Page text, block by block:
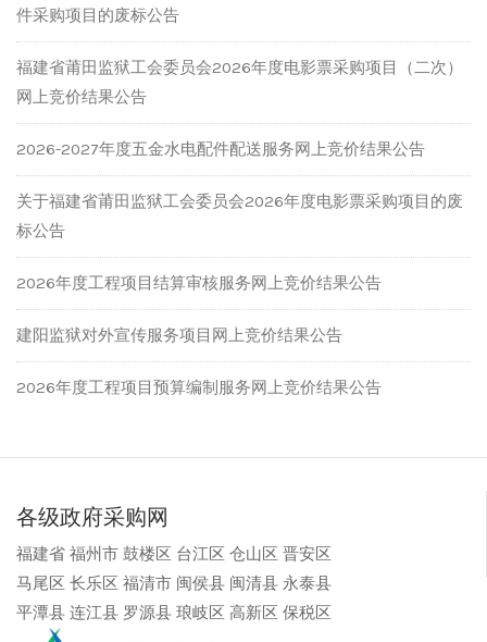
件采购项目的废标公告
福建省莆田监狱工会委员会2026年度电影票采购项目（二次）
网上竞价结果公告
2026-2027年度五金水电配件配送服务网上竞价结果公告
关于福建省莆田监狱工会委员会2026年度电影票采购项目的废
标公告
2026年度工程项目结算审核服务网上竞价结果公告
建阳监狱对外宣传服务项目网上竞价结果公告
2026年度工程项目预算编制服务网上竞价结果公告
各级政府采购网
福建省 福州市 鼓楼区 台江区 仓山区 晋安区
马尾区 长乐区 福清市 闽侯县 闽清县 永泰县
平潭县 连江县 罗源县 琅岐区 高新区 保税区